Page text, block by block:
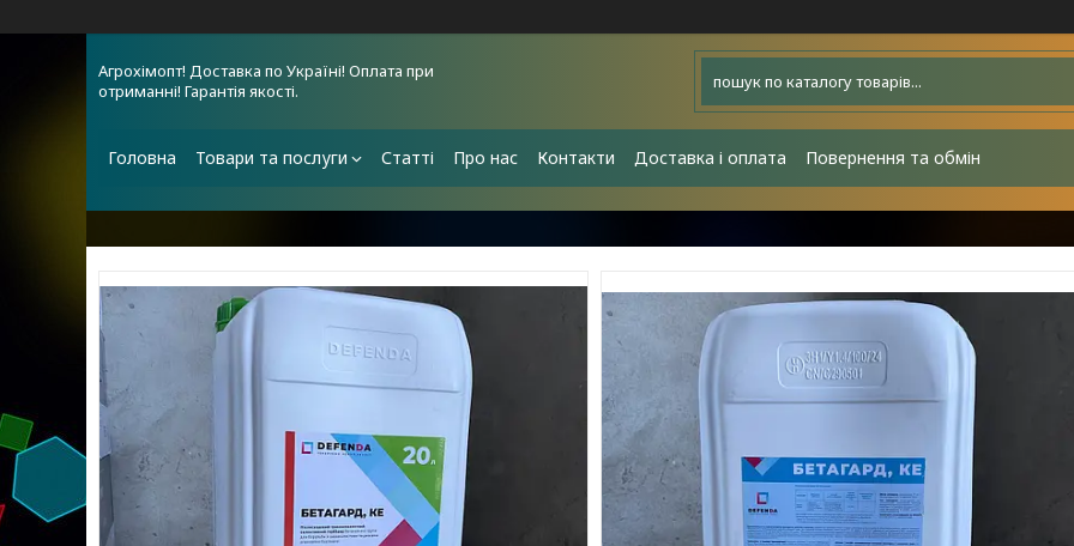
Агрохімопт! Доставка по Україні! Оплата при
отриманні! Гарантія якості.
Головна Товари та послуги Статті Про нас Контакти Доставка і оплата Повернення та обмін